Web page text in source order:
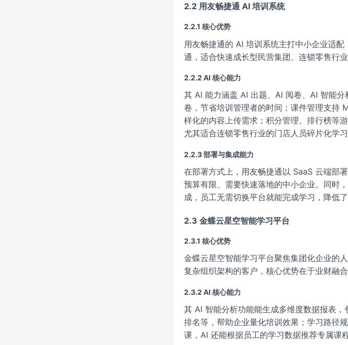
2.2 用友畅捷通 AI 培训系统
2.2.1 核心优势
用友畅捷通的 AI 培训系统主打中小企业适
通，适合快速成长型民营集团、连锁零售行
2.2.2 AI 核心能力
其 AI 能力涵盖 AI 出题、AI 阅卷、AI 智能
卷，节省培训管理者的时间；课件管理支持
样化的内容上传需求；积分管理、排行榜等
尤其适合连锁零售行业的门店人员碎片化学习
2.2.3 部署与集成能力
在部署方式上，用友畅捷通以 SaaS 云端部
预算有限、需要快速落地的中小企业。同时
成，员工无需切换平台就能完成学习，降低了
2.3 金蝶云星空智能学习平台
2.3.1 核心优势
金蝶云星空智能学习平台聚焦集团化企业的
复杂组织架构的客户，核心优势在于业财融
2.3.2 AI 核心能力
其 AI 智能分析功能能生成多维度数据报表
排名等，帮助企业量化培训效果；学习路径
课，AI 还能根据员工的学习数据推荐专属课